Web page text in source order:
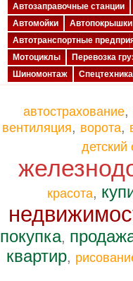
Автозаправочные станции
Автомойки
Автопокрышки
Автотранспортные
Мотоциклы
Перевозка
Шиномонтаж
автострахование,
вентиляция, ворота,
детский
красота,
покупка,
квартир,